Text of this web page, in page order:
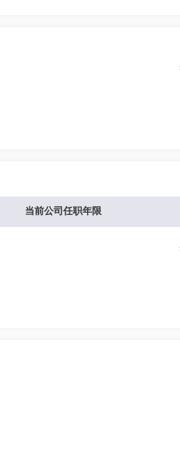
当前公司任职年限